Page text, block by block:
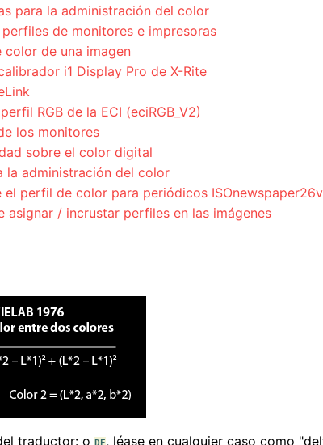
para la administración del color
de monitores e impresoras
de una imagen
i1 Display Pro de X-Rite
RGB de la ECI (eciRGB_V2)
los monitores
sobre el color digital
la administración del color
el perfil de color para periódicos
asignar / incrustar perfiles en las imágenes
traductor: o DE, léase en cualquier caso como